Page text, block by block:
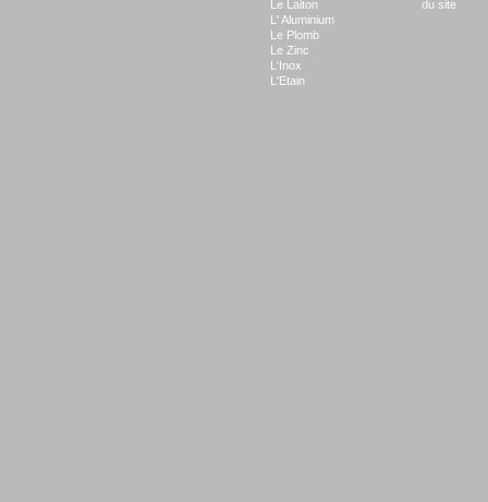
Le Laiton
L' Aluminium
Le Plomb
Le Zinc
L'Inox
L'Etain
du site